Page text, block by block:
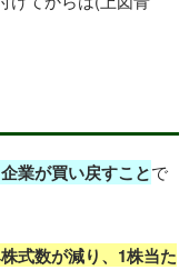
業が買い戻すことで
式数が減り、1株当た